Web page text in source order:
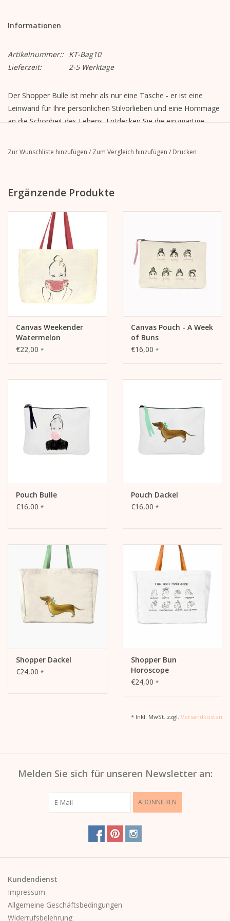
Informationen
Artikelnummer:: KT-Bag10
Lieferzeit:
2-5 Werktage
Der Shopper Bulle ist mehr als nur eine Tasche - er ist eine
Leinwand für Ihre persönlichen Stilvorlieben und eine Hommage
an die Schönheit des Lebens. Entdecken Sie die einzigartige
machen Sie jeden Einkauf zu einem inspirierenden Erlebnis.
- Träger: 62cm x 2cm
- Außen: 450g gebürstete Baumwolle, weiß
- Innenfutter: 135g Baumwolle, schwarz
- Träger: Baumwollgewebe, schwarz
- Motiv "Bulle", Siebdruck, einseitig
- KERA TILL-Logoaufnäher auf der Außenseite
Zur Wunschliste hinzufügen / Zum Vergleich hinzufügen / Drucken
Ergänzende Produkte
Canvas Weekender
Watermelon
€22,00 *
Canvas Pouch - A Week
of Buns
€16,00 *
Pouch Bulle
€16,00 *
Pouch Dackel
€16,00 *
Shopper Dackel
€24,00 *
Shopper Bun
Horoscope
€24,00 *
* Inkl. MwSt. zzgl. Versandkosten
Melden Sie sich für unseren Newsletter an:
ABONNIEREN
Kundendienst
Impressum
Allgemeine Geschäftsbedingungen
Widerrufsbelehrung